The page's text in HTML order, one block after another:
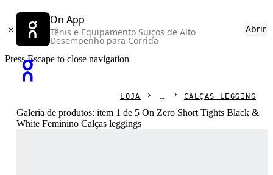
On App
Tênis e Equipamento Suiços de Alto
Desempenho para Corrida
Abrir
Press Escape to close navigation
LOJA CALÇAS LEGGING
Galeria de produtos: item 1 de 5 On Zero Short Tights Black &
White Feminino Calças leggings